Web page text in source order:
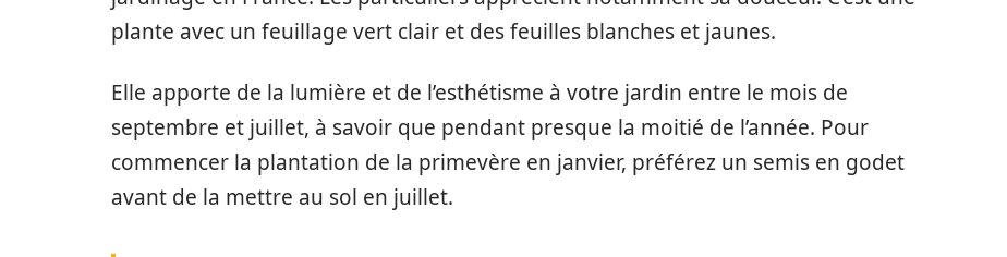
plante avec un feuillage vert clair et des feuilles blanches et jaunes.
Elle apporte de la lumière et de l’esthétisme à votre jardin entre le mois de
septembre et juillet, à savoir que pendant presque la moitié de l’année. Pour
commencer la plantation de la primevère en janvier, préférez un semis en godet
avant de la mettre au sol en juillet.